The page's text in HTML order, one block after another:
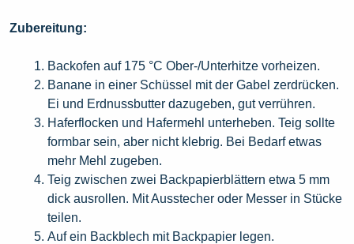
Zubereitung:
Backofen auf 175 °C Ober-/Unterhitze vorheizen.
Banane in einer Schüssel mit der Gabel zerdrücken.
Ei und Erdnussbutter dazugeben, gut verrühren.
Haferflocken und Hafermehl unterheben. Teig sollte
formbar sein, aber nicht klebrig. Bei Bedarf etwas
mehr Mehl zugeben.
Teig zwischen zwei Backpapierblättern etwa 5 mm
dick ausrollen. Mit Ausstecher oder Messer in Stücke
teilen.
Auf ein Backblech mit Backpapier legen.